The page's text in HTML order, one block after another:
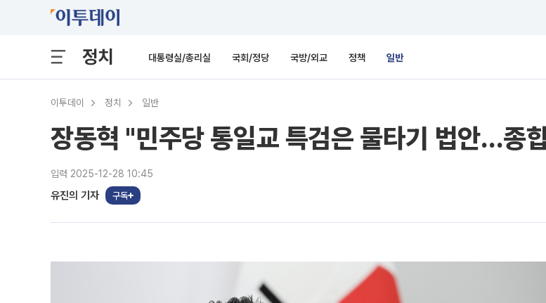
정치 대통령실/총리실 국회/정당 국방/외교 정책 일반
이투데이 정치 일반
장동혁 "민주당 통일교 특검은 물타기 법안…종
입력 2025-12-28 10:45
유진의 기자 구독